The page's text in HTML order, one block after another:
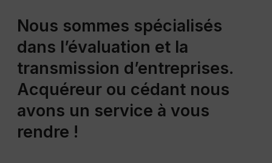
Nous sommes spécialisés
dans l’évaluation et la
transmission d’entreprises.
Acquéreur ou cédant nous
avons un service à vous
rendre !